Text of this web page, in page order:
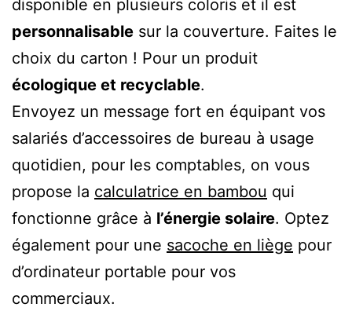
disponible en plusieurs coloris et il est
personnalisable sur la couverture. Faites le
choix du carton ! Pour un produit
écologique et recyclable.
Envoyez un message fort en équipant vos
salariés d’accessoires de bureau à usage
quotidien, pour les comptables, on vous
propose la calculatrice en bambou qui
fonctionne grâce à l’énergie solaire. Optez
également pour une sacoche en liège pour
d’ordinateur portable pour vos
commerciaux.